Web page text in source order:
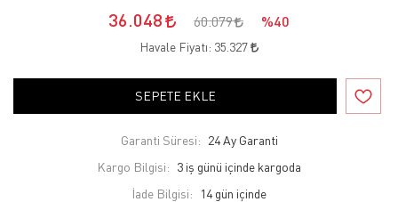
36.048 60.079 %40
Havale Fiyatı: 35.327
SEPETE EKLE
Garanti Süresi: 24 Ay Garanti
Kargo Bilgisi: 3 iş günü içinde kargoda
İade Bilgisi: